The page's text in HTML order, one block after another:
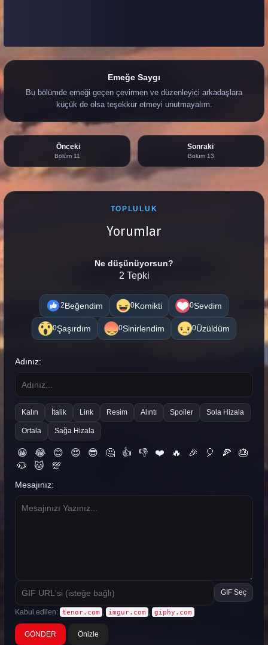
Emeğe Saygı
Bu bölümde emeği geçen çevirmen ve düzenleyici arkadaşlara
küçük de olsa teşekkür etmeyi unutmayalım.
Önceki
Bölüm 11
Sonraki
Bölüm 13
TOPLULUK
Yorumlar
Ne düşünüyorsun?
2 Tepki
2Beğendim 0Komikti 0Sevdim
0Şaşırdım 0Sinirlendim 0Üzüldüm
Adınız:
Kalın İtalik Link Resim Alıntı Spoiler Sola Hizala
Ortala Sağa Hizala
😀 😂 😊 😍 😎 🤔 👍 👎 ❤️ 🔥 🎉 🎈 🍕
🎂
🐶
🐱 💯
Mesajınız:
GIF Seç
Kabul edilen: tenor.com imgur.com giphy.com
Önizle